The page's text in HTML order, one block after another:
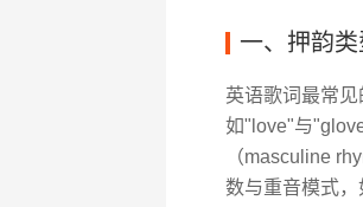
一、押韵
英语歌词最常
如"love"与
（masculine
数与重音模式，